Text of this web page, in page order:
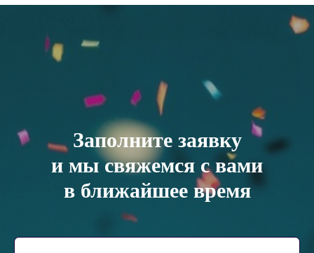
Заполните заявку
и мы свяжемся с вами
в ближайшее время